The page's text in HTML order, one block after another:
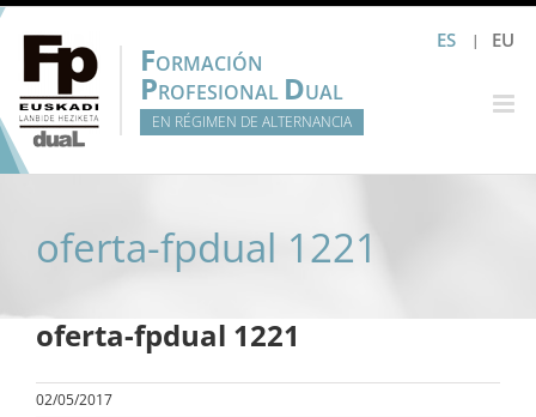
Saltar
contenido
ES EU
FORMACIÓN
PROFESIONAL DUAL
EN RÉGIMEN DE ALTERNANCIA
oferta-fpdual 1221
oferta-fpdual 1221
02/05/2017